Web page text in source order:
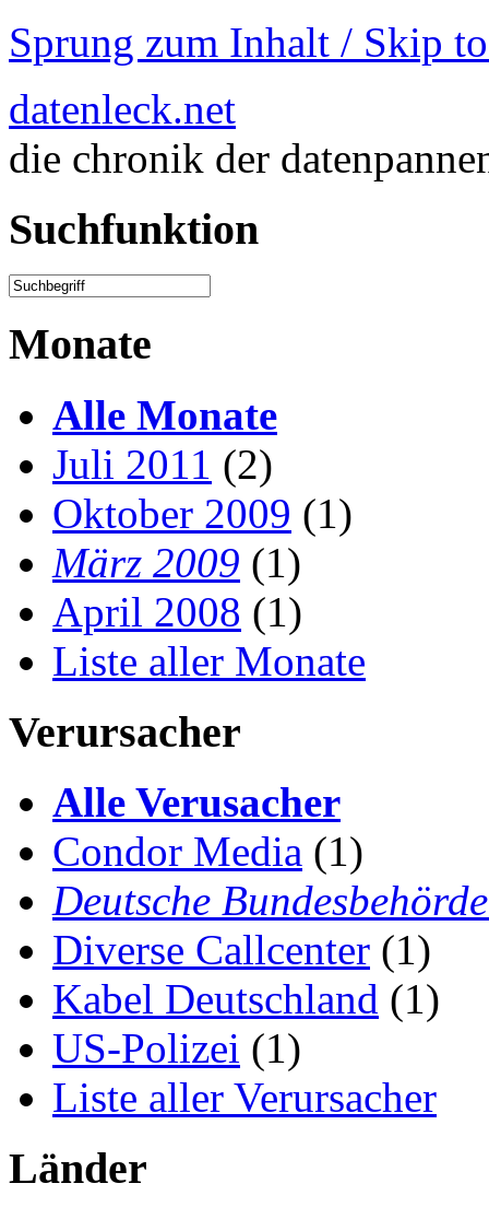
Sprung zum Inhalt / Skip
datenleck.net
die chronik der
Suchfunktion
Monate
Alle Monate
Juli 2011 (2)
Oktober 2009 (1)
März 2009 (1)
April 2008 (1)
Liste aller Monate
Verursacher
Alle Verusacher
Condor Media (1)
Deutsche
Diverse Callcenter (1)
Kabel Deutschland (1)
US-Polizei (1)
Liste aller Verursacher
Länder